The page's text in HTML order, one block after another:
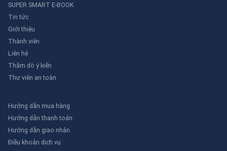
SUPER SMART E-BOOK
Tin tức
Giới thiệu
Thành viên
Liên hệ
Thăm dò ý kiến
Thư viên an toàn
Hướng dẫn mua hàng
Hướng dẫn thanh toán
Hướng dẫn giao nhận
Điều khoản dịch vụ